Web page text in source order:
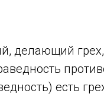
делающий
есть